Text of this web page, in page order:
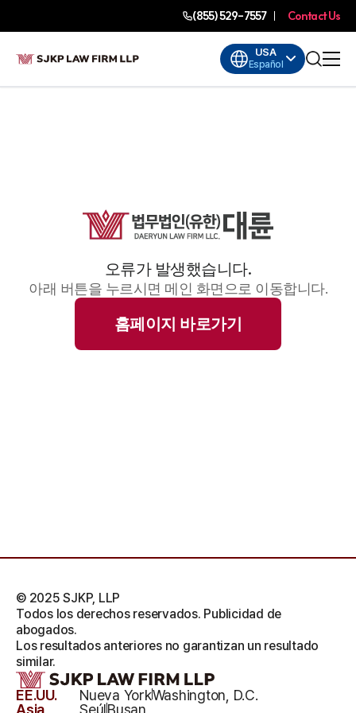
(855) 529-7557 Contact Us
USA
Español
오류가 발생했습니다.
아래 버튼을 누르시면 메인 화면으로 이동합니다.
홈페이지 바로가기
EE.UU. Nueva YorkWashington, D.C.
© 2025 SJKP, LLP
Todos los derechos reservados. Publicidad de
abogados.
Los resultados anteriores no garantizan un resultado
similar.